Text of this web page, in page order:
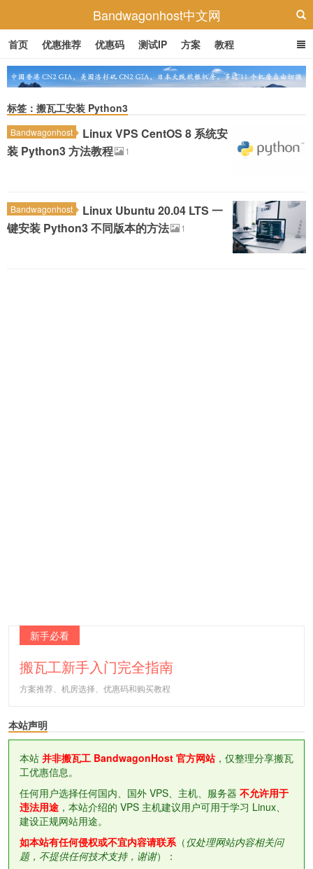
Bandwagonhost中文网
首页 优惠推荐 优惠码 测试IP 方案 教程
标签：搬瓦工安装 Python3
Bandwagonhost
Linux VPS CentOS 8 系统安
装 Python3 方法教程
1
Bandwagonhost
Linux Ubuntu 20.04 LTS 一
键安装 Python3 不同版本的方法
1
新手必看
搬瓦工新手入门完全指南
方案推荐、机房选择、优惠码和购买教程
本站声明
本站 并非搬瓦工 BandwagonHost 官方网站，仅整理分享搬瓦
工优惠信息。
任何用户选择任何国内、国外 VPS、主机、服务器 不允许用于
违法用途 ，本站介绍的 VPS 主机建议用户可用于学习 Linux、
建设正规网站用途。
如本站有任何侵权或不宜内容请联系（仅处理网站内容相关问
题，不提供任何技术支持，谢谢）：